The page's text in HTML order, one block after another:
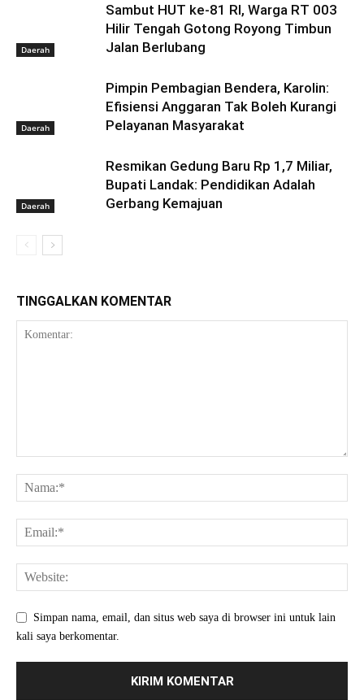
Daerah
Sambut HUT ke-81 RI, Warga RT 003
Hilir Tengah Gotong Royong Timbun
Jalan Berlubang
Daerah
Pimpin Pembagian Bendera, Karolin:
Efisiensi Anggaran Tak Boleh Kurangi
Pelayanan Masyarakat
Daerah
Resmikan Gedung Baru Rp 1,7 Miliar,
Bupati Landak: Pendidikan Adalah
Gerbang Kemajuan
TINGGALKAN KOMENTAR
Simpan nama, email, dan situs web saya di browser ini untuk lain
kali saya berkomentar.